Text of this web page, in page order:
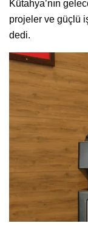
Kütahya’nın
projeler ve güçlü
dedi.